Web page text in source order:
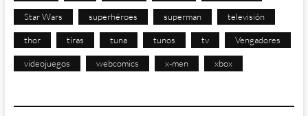
Star Wars superhéroes superman televisión
thor tiras tuna tunos tv Vengadores
videojuegos webcomics x-men xbox